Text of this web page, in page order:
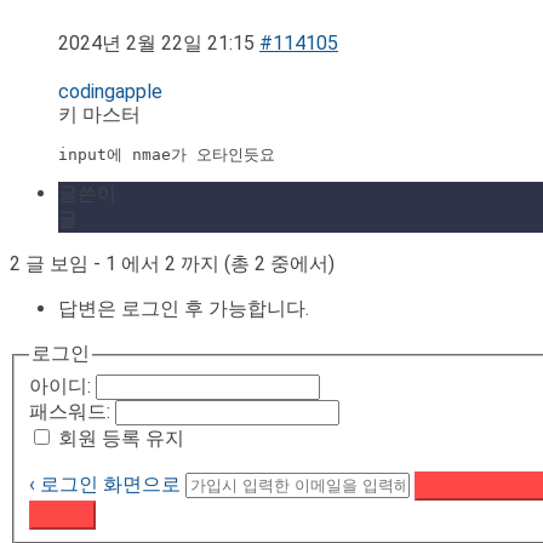
2024년 2월 22일 21:15 #114105
codingapple
키 마스터
input에 nmae가 오타인듯요
2 글 보임 - 1 에서 2 까지 (총 2 중에서)
답변은 로그인 후 가능합니다.
로그인
아이디:
패스워드:
회원 등록 유지
‹ 로그인 화면으로